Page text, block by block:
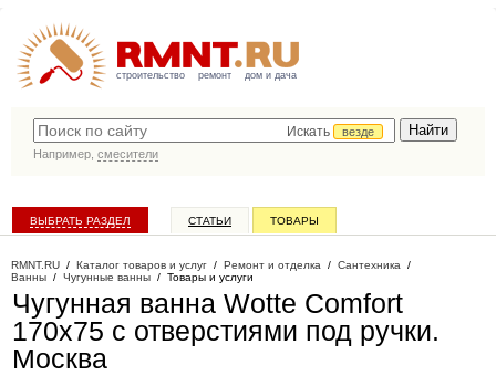
строительство ремонт дом и дача
Искать
везде
Например, смесители
ВЫБРАТЬ РАЗДЕЛ СТАТЬИ ТОВАРЫ
RMNT.RU / Каталог товаров и услуг / Ремонт и отделка / Сантехника /
Ванны / Чугунные ванны / Товары и услуги
Чугунная ванна Wotte Comfort
170х75 с отверстиями под ручки.
Москва